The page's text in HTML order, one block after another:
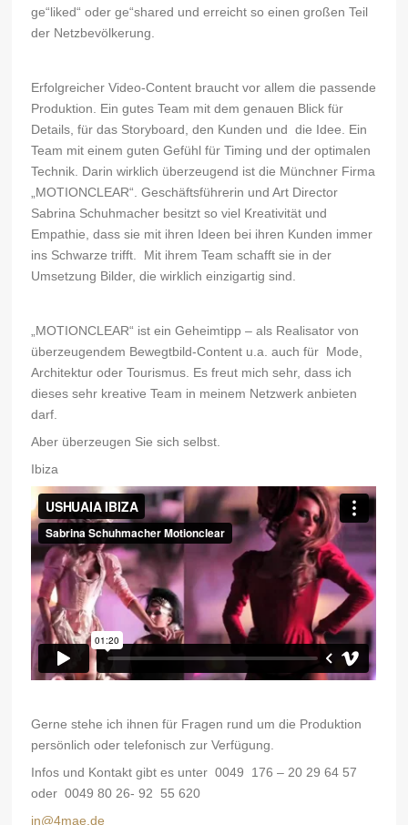
ge“liked“ oder ge“shared und erreicht so einen großen Teil
der Netzbevölkerung.
Erfolgreicher Video-Content braucht vor allem die passende
Produktion. Ein gutes Team mit dem genauen Blick für
Details, für das Storyboard, den Kunden und die Idee. Ein
Team mit einem guten Gefühl für Timing und der optimalen
Technik. Darin wirklich überzeugend ist die Münchner Firma
„MOTIONCLEAR“. Geschäftsführerin und Art Director
Sabrina Schuhmacher besitzt so viel Kreativität und
Empathie, dass sie mit ihren Ideen bei ihren Kunden immer
ins Schwarze trifft. Mit ihrem Team schafft sie in der
Umsetzung Bilder, die wirklich einzigartig sind.
„MOTIONCLEAR“ ist ein Geheimtipp – als Realisator von
überzeugendem Bewegtbild-Content u.a. auch für Mode,
Architektur oder Tourismus. Es freut mich sehr, dass ich
dieses sehr kreative Team in meinem Netzwerk anbieten
darf.
Aber überzeugen Sie sich selbst.
Ibiza
Gerne stehe ich ihnen für Fragen rund um die Produktion
persönlich oder telefonisch zur Verfügung.
Infos und Kontakt gibt es unter 0049 176 – 20 29 64 57
oder 0049 80 26- 92 55 620
jn@4mae.de